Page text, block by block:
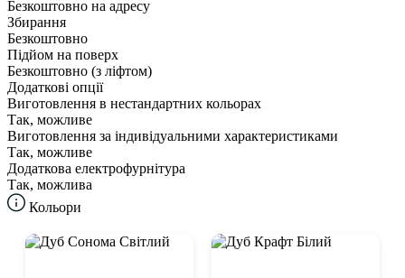
Безкоштовно на адресу
Збирання
Безкоштовно
Підйом на поверх
Безкоштовно (з ліфтом)
Додаткові опції
Виготовлення в нестандартних кольорах
Так, можливе
Виготовлення за індивідуальними характеристиками
Так, можливе
Додаткова електрофурнітура
Так, можлива
Кольори